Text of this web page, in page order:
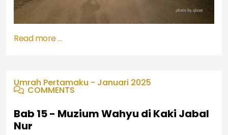
Read more …
Umrah Pertamaku - Januari 2025
COMMENTS
Bab 15 - Muzium Wahyu di Kaki Jabal
Nur